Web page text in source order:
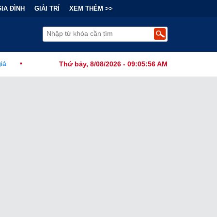
ĐÌNH GIẢI TRÍ XEM THÊM >>
Thứ bảy, 8/08/2026 - 09:05:57 AM
Đằng Sau "Cơn Sốt" Trà Sữa Nhượng Quyền: Lợi Nhuận Thuộc